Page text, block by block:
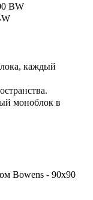
BW
каждый
моноблок в
Bowens - 90х90